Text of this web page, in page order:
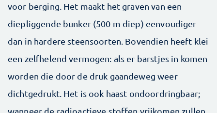
voor berging. Het maakt het graven van een
diepliggende bunker (500 m diep) eenvoudiger
dan in hardere steensoorten. Bovendien heeft klei
een zelfhelend vermogen: als er barstjes in komen
worden die door de druk gaandeweg weer
dichtgedrukt. Het is ook haast ondoordringbaar;
wanneer de radioactieve stoffen vrijkomen zullen